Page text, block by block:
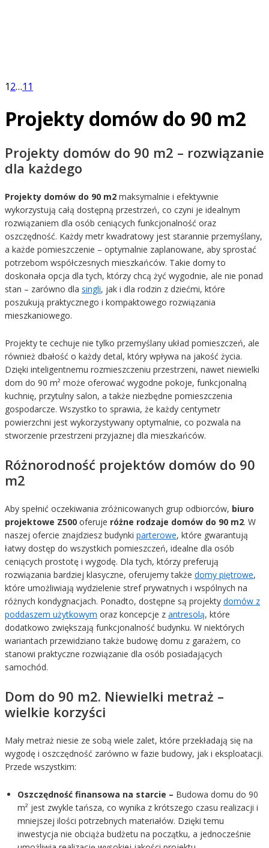
12…11
Projekty domów do 90 m2
Projekty domów do 90 m2 – rozwiązanie
dla każdego
Projekty domów do 90 m2 maksymalnie i efektywnie
wykorzystują całą dostępną przestrzeń, co czyni je idealnym
rozwiązaniem dla osób ceniących funkcjonalność oraz
oszczędność. Każdy metr kwadratowy jest starannie przemyślany,
a każde pomieszczenie – optymalnie zaplanowane, aby sprostać
potrzebom współczesnych mieszkańców. Takie domy to
doskonała opcja dla tych, którzy chcą żyć wygodnie, ale nie ponad
stan – zarówno dla singli, jak i dla rodzin z dziećmi, które
poszukują praktycznego i kompaktowego rozwiązania
mieszkaniowego.
Projekty te cechuje nie tylko przemyślany układ pomieszczeń, ale
również dbałość o każdy detal, który wpływa na jakość życia.
Dzięki inteligentnemu rozmieszczeniu przestrzeni, nawet niewielki
dom do 90 m² może oferować wygodne pokoje, funkcjonalną
kuchnię, przytulny salon, a także niezbędne pomieszczenia
gospodarcze. Wszystko to sprawia, że każdy centymetr
powierzchni jest wykorzystywany optymalnie, co pozwala na
stworzenie przestrzeni przyjaznej dla mieszkańców.
Różnorodność projektów domów do 90
m2
Aby spełnić oczekiwania zróżnicowanych grup odbiorców, biuro
projektowe Z500 oferuje różne rodzaje domów do 90 m2. W
naszej ofercie znajdziesz budynki parterowe, które gwarantują
łatwy dostęp do wszystkich pomieszczeń, idealne dla osób
ceniących prostotę i wygodę. Dla tych, którzy preferują
rozwiązania bardziej klasyczne, oferujemy także domy piętrowe,
które umożliwiają wydzielenie stref prywatnych i wspólnych na
różnych kondygnacjach. Ponadto, dostępne są projekty domów z
poddaszem użytkowym oraz koncepcje z antresolą, które
dodatkowo zwiększają funkcjonalność budynku. W niektórych
wariantach przewidziano także budowę domu z garażem, co
stanowi praktyczne rozwiązanie dla osób posiadających
samochód.
Dom do 90 m2. Niewielki metraż –
wielkie korzyści
Mały metraż niesie ze sobą wiele zalet, które przekładają się na
wygodę i oszczędność zarówno w fazie budowy, jak i eksploatacji.
Przede wszystkim:
Oszczędność finansowa na starcie – Budowa domu do 90
m² jest zwykle tańsza, co wynika z krótszego czasu realizacji i
mniejszej ilości potrzebnych materiałów. Dzięki temu
inwestycja nie obciąża budżetu na początku, a jednocześnie